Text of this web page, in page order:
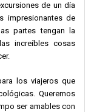
de un día
impresionantes de
partes tengan la
increíbles cosas
los viajeros que
Queremos
ser amables con